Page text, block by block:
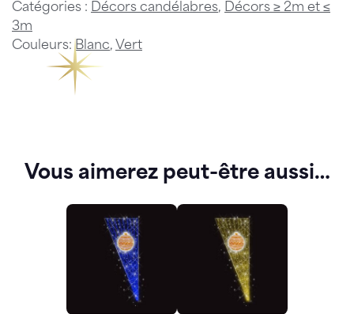
Catégories : Décors candélabres, Décors ≥ 2m et ≤
3m
Couleurs:Blanc, Vert
Vous aimerez peut-être aussi…